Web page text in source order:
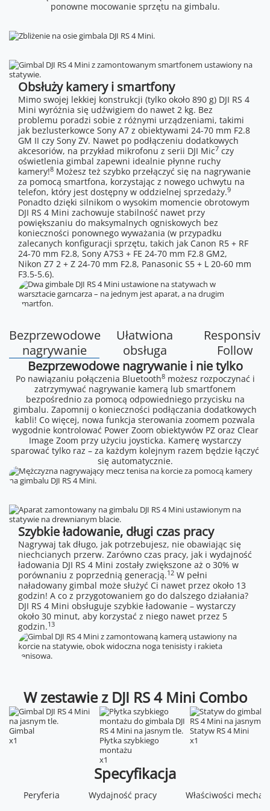
ponowne mocowanie sprzętu na gimbalu.
Obsłuży kamery i smartfony
Mimo swojej lekkiej konstrukcji (tylko około 890 g) DJI RS 4
Mini wyróżnia się udźwigiem do nawet 2 kg. Bez
problemu poradzi sobie z różnymi urządzeniami, takimi
jak bezlusterkowce Sony A7 z obiektywami 24-70 mm F2.8
GM II czy Sony ZV. Nawet po podłączeniu dodatkowych
akcesoriów, na przykład mikrofonu z serii DJI Mic7 czy
oświetlenia gimbal zapewni idealnie płynne ruchy
kamery!8 Możesz też szybko przełączyć się na nagrywanie
za pomocą smartfona, korzystając z nowego uchwytu na
telefon, który jest dostępny w oddzielnej sprzedaży.9
Ponadto dzięki silnikom o wysokim momencie obrotowym
DJI RS 4 Mini zachowuje stabilność nawet przy
powiększaniu do maksymalnych ogniskowych bez
konieczności ponownego wyważania (w przypadku
zalecanych konfiguracji sprzętu, takich jak Canon R5 + RF
24-70 mm F2.8, Sony A7S3 + FE 24-70 mm F2.8 GM2,
Nikon Z7 2 + Z 24-70 mm F2.8, Panasonic S5 + L 20-60 mm
F3.5-5.6).
Bezprzewodowe
nagrywanie
Ułatwiona
obsługa
Responsive
Follow
Bezprzewodowe nagrywanie i nie tylko
Po nawiązaniu połączenia Bluetooth8możesz rozpoczynać i
zatrzymywać nagrywanie kamerą lub smartfonem
bezpośrednio za pomocą odpowiedniego przycisku na
gimbalu. Zapomnij o konieczności podłączania dodatkowych
kabli! Co więcej, nowa funkcja sterowania zoomem pozwala
wygodnie kontrolować Power Zoom obiektywów PZ oraz Clear
Image Zoom przy użyciu joysticka. Kamerę wystarczy
sparować tylko raz – za każdym kolejnym razem będzie łączyć
się automatycznie.
Szybkie ładowanie, długi czas pracy
Nagrywaj tak długo, jak potrzebujesz, nie obawiając się
niechcianych przerw. Zarówno czas pracy, jak i wydajność
ładowania DJI RS 4 Mini zostały zwiększone aż o 30% w
porównaniu z poprzednią generacją.12 W pełni
naładowany gimbal może służyć Ci nawet przez około 13
godzin! A co z przygotowaniem go do dalszego działania?
DJI RS 4 Mini obsługuje szybkie ładowanie – wystarczy
około 30 minut, aby korzystać z niego nawet przez 5
godzin.13
W zestawie z DJI RS 4 Mini Combo
Gimbal
x1
Płytka szybkiego
montażu
x1
Statyw RS 4 Mini
x1
Specyfikacja
Peryferia Wydajność pracy Właściwości
0,4-2 kg
Maksymalna kontrolowana
Pan: 360°/s
Częstotliwość robocza
2,4000-2,4835 GHz
Moc nadajnika Bluetooth
< 4 dBm
Moduł inteligentnego
Waga: 19 g
Wymiary: 33,5×17,5×38,5 mm
(D×S×W)